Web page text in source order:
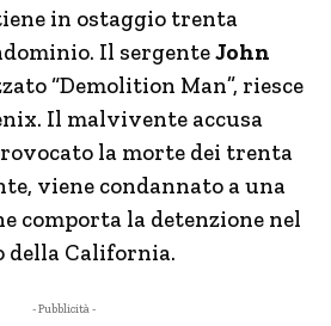
in ostaggio trenta
Il sergenteJohn
“Demolition Man”, riesce
Il malvivente accusa
la morte dei trenta
viene condannato a una
comporta la detenzione nel
California.
- Pubblicità -